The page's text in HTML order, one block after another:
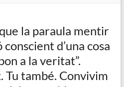
la paraula mentir
d’una cosa
a la veritat”.
Tu també. Convivim